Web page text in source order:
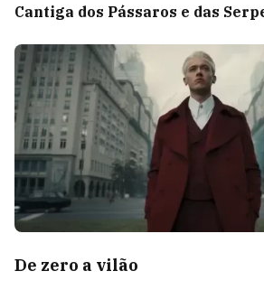
Cantiga dos Pássaros e das
De zero a vilão